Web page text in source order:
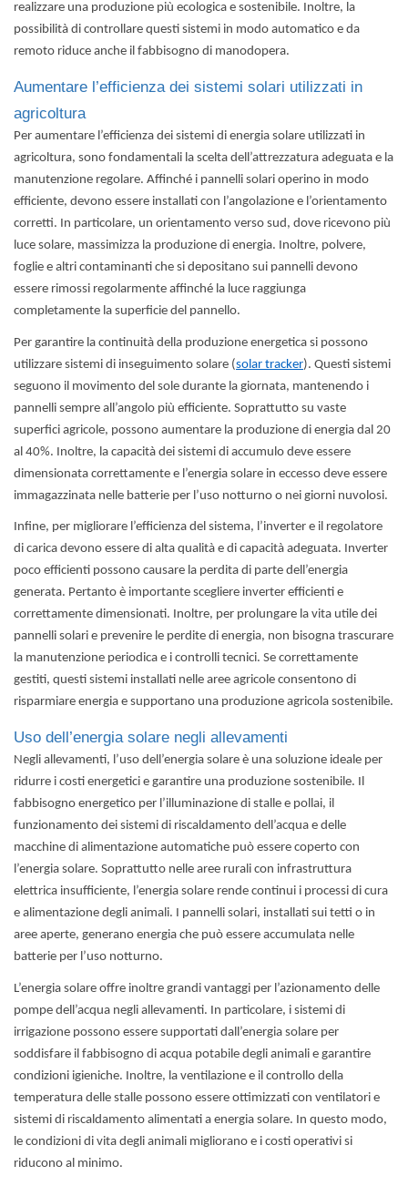
realizzare una produzione più ecologica e sostenibile. Inoltre, la
possibilità di controllare questi sistemi in modo automatico e da
remoto riduce anche il fabbisogno di manodopera.
Aumentare l’efficienza dei sistemi solari utilizzati in
agricoltura
Per aumentare l’efficienza dei sistemi di energia solare utilizzati in
agricoltura, sono fondamentali la scelta dell’attrezzatura adeguata e la
manutenzione regolare. Affinché i pannelli solari operino in modo
efficiente, devono essere installati con l’angolazione e l’orientamento
corretti. In particolare, un orientamento verso sud, dove ricevono più
luce solare, massimizza la produzione di energia. Inoltre, polvere,
foglie e altri contaminanti che si depositano sui pannelli devono
essere rimossi regolarmente affinché la luce raggiunga
completamente la superficie del pannello.
Per garantire la continuità della produzione energetica si possono
utilizzare sistemi di inseguimento solare (solar tracker). Questi sistemi
seguono il movimento del sole durante la giornata, mantenendo i
pannelli sempre all’angolo più efficiente. Soprattutto su vaste
superfici agricole, possono aumentare la produzione di energia dal 20
al 40%. Inoltre, la capacità dei sistemi di accumulo deve essere
dimensionata correttamente e l’energia solare in eccesso deve essere
immagazzinata nelle batterie per l’uso notturno o nei giorni nuvolosi.
Infine, per migliorare l’efficienza del sistema, l’inverter e il regolatore
di carica devono essere di alta qualità e di capacità adeguata. Inverter
poco efficienti possono causare la perdita di parte dell’energia
generata. Pertanto è importante scegliere inverter efficienti e
correttamente dimensionati. Inoltre, per prolungare la vita utile dei
pannelli solari e prevenire le perdite di energia, non bisogna trascurare
la manutenzione periodica e i controlli tecnici. Se correttamente
gestiti, questi sistemi installati nelle aree agricole consentono di
risparmiare energia e supportano una produzione agricola sostenibile.
Uso dell’energia solare negli allevamenti
Negli allevamenti, l’uso dell’energia solare è una soluzione ideale per
ridurre i costi energetici e garantire una produzione sostenibile. Il
fabbisogno energetico per l’illuminazione di stalle e pollai, il
funzionamento dei sistemi di riscaldamento dell’acqua e delle
macchine di alimentazione automatiche può essere coperto con
l’energia solare. Soprattutto nelle aree rurali con infrastruttura
elettrica insufficiente, l’energia solare rende continui i processi di cura
e alimentazione degli animali. I pannelli solari, installati sui tetti o in
aree aperte, generano energia che può essere accumulata nelle
batterie per l’uso notturno.
L’energia solare offre inoltre grandi vantaggi per l’azionamento delle
pompe dell’acqua negli allevamenti. In particolare, i sistemi di
irrigazione possono essere supportati dall’energia solare per
soddisfare il fabbisogno di acqua potabile degli animali e garantire
condizioni igieniche. Inoltre, la ventilazione e il controllo della
temperatura delle stalle possono essere ottimizzati con ventilatori e
sistemi di riscaldamento alimentati a energia solare. In questo modo,
le condizioni di vita degli animali migliorano e i costi operativi si
riducono al minimo.